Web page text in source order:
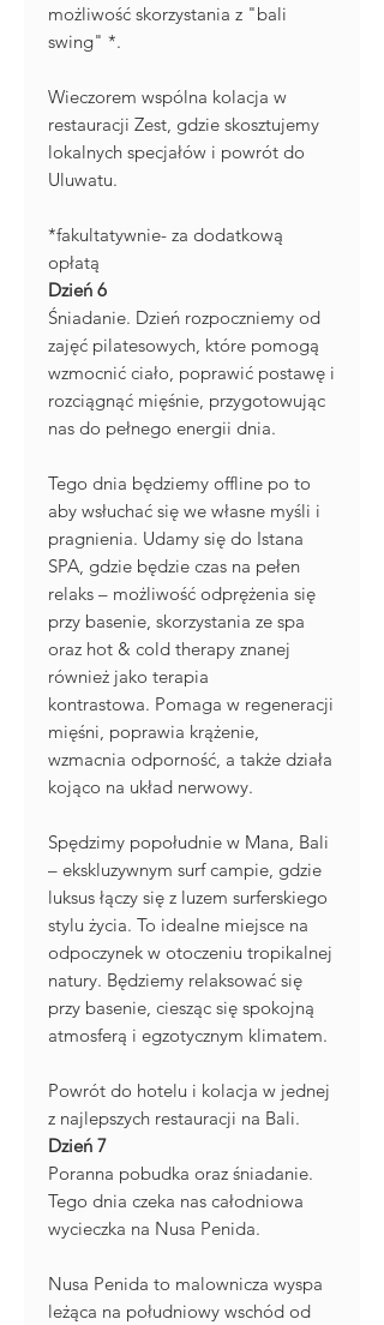
możliwość skorzystania z "bali
swing" *.
Wieczorem wspólna kolacja w
restauracji Zest, gdzie skosztujemy
lokalnych specjałów i powrót do
Uluwatu.
*fakultatywnie- za dodatkową
opłatą
Dzień 6
Śniadanie. Dzień rozpoczniemy od
zajęć pilatesowych, które pomogą
wzmocnić ciało, poprawić postawę i
rozciągnąć mięśnie, przygotowując
nas do pełnego energii dnia.
Tego dnia będziemy offline po to
aby wsłuchać się we własne myśli i
pragnienia. Udamy się do Istana
SPA, gdzie będzie czas na pełen
relaks – możliwość odprężenia się
przy basenie, skorzystania ze spa
oraz hot & cold therapy znanej
również jako terapia
kontrastowa. Pomaga w regeneracji
mięśni, poprawia krążenie,
wzmacnia odporność, a także działa
kojąco na układ nerwowy.
Spędzimy popołudnie w Mana, Bali
– ekskluzywnym surf campie, gdzie
luksus łączy się z luzem surferskiego
stylu życia. To idealne miejsce na
odpoczynek w otoczeniu tropikalnej
natury. Będziemy relaksować się
przy basenie, ciesząc się spokojną
atmosferą i egzotycznym klimatem.
Powrót do hotelu i kolacja w jednej
z najlepszych restauracji na Bali.
Dzień 7
Poranna pobudka oraz śniadanie.
Tego dnia czeka nas całodniowa
wycieczka na Nusa Penida.
Nusa Penida to malownicza wyspa
leżąca na południowy wschód od